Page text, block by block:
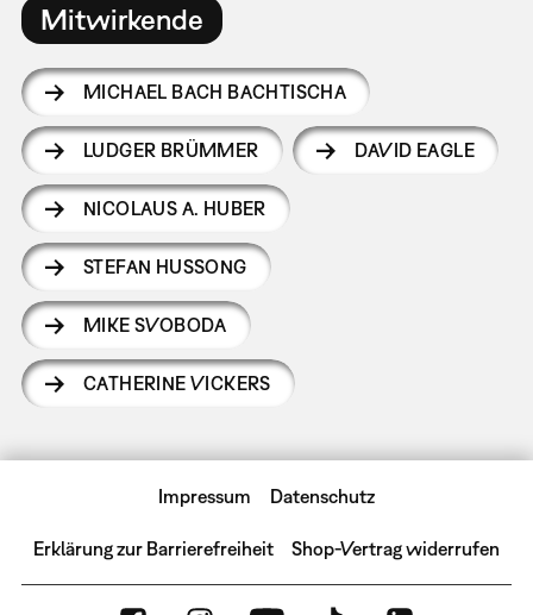
Mitwirkende
MICHAEL BACH BACHTISCHA
LUDGER BRÜMMER DAVID EAGLE
NICOLAUS A. HUBER
STEFAN HUSSONG
MIKE SVOBODA
CATHERINE VICKERS
Impressum Datenschutz
Erklärung zur Barrierefreiheit Shop-Vertrag widerrufen